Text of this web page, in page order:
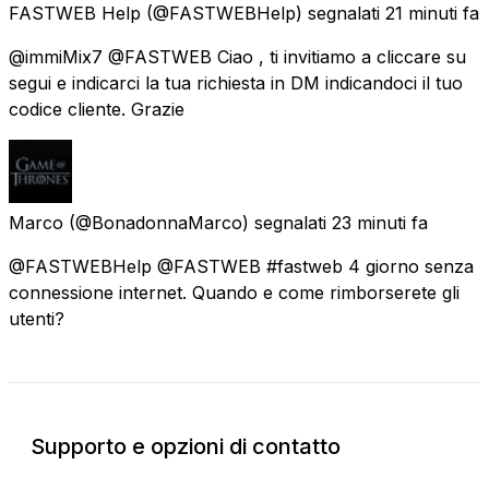
FASTWEB Help (@FASTWEBHelp) segnalati 21 minuti fa
@immiMix7 @FASTWEB Ciao , ti invitiamo a cliccare su
segui e indicarci la tua richiesta in DM indicandoci il tuo
codice cliente. Grazie
Marco (@BonadonnaMarco) segnalati 23 minuti fa
@FASTWEBHelp @FASTWEB #fastweb 4 giorno senza
connessione internet. Quando e come rimborserete gli
utenti?
Supporto e opzioni di contatto